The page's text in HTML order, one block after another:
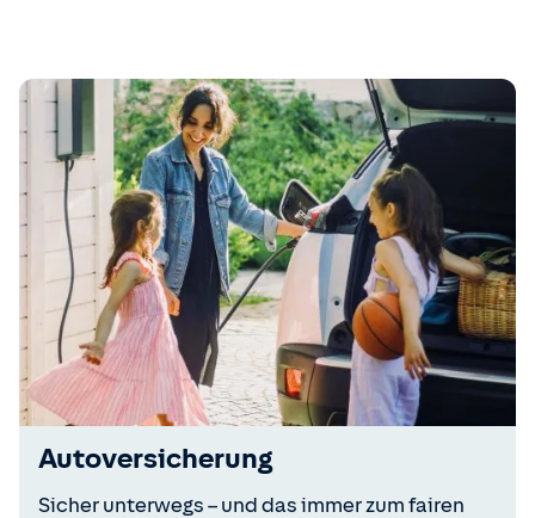
Autoversicherung
Sicher unterwegs – und das immer zum fairen